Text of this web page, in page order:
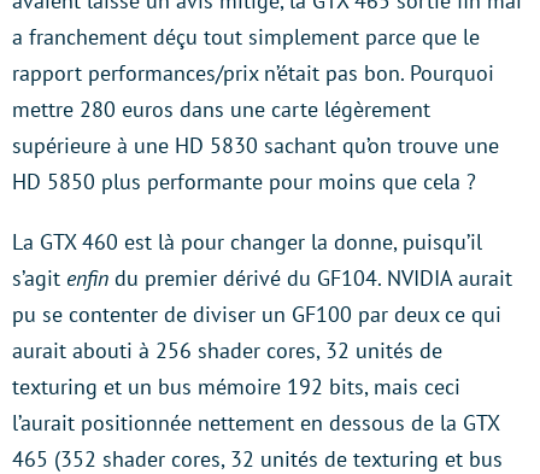
a franchement déçu tout simplement parce que le
rapport performances/prix n’était pas bon. Pourquoi
mettre 280 euros dans une carte légèrement
supérieure à une HD 5830 sachant qu’on trouve une
HD 5850 plus performante pour moins que cela ?
La GTX 460 est là pour changer la donne, puisqu’il
s’agit enfin du premier dérivé du GF104. NVIDIA aurait
pu se contenter de diviser un GF100 par deux ce qui
aurait abouti à 256 shader cores, 32 unités de
texturing et un bus mémoire 192 bits, mais ceci
l’aurait positionnée nettement en dessous de la GTX
465 (352 shader cores, 32 unités de texturing et bus